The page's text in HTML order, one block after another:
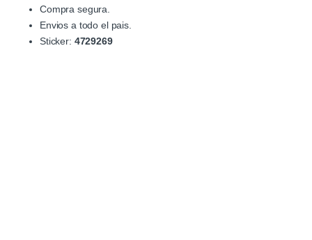
Compra segura.
Envios a todo el pais.
Sticker: 4729269